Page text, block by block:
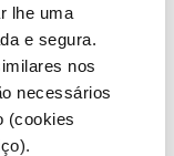
lhe uma
e segura.
nos
necessários
(cookies
banana
bolacha de